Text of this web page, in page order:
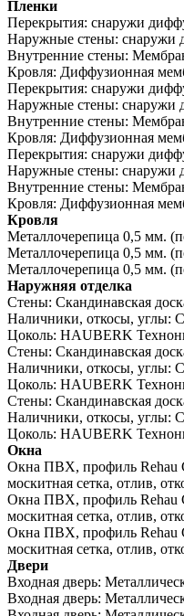
Пленки
Перекрытия: снаружи
Наружные стены: снаружи
Внутренние стены:
Кровля: Диффузионная
Перекрытия: снаружи
Наружные стены: снаружи
Внутренние стены:
Кровля: Диффузионная
Перекрытия: снаружи
Наружные стены: снаружи
Внутренние стены:
Кровля: Диффузионная
Кровля
Металлочерепица 0,5 мм.
Металлочерепица 0,5 мм.
Металлочерепица 0,5 мм.
Наружняя отделка
Стены: Скандинавская
Наличники, откосы, углы:
Цоколь: HAUBERK
Стены: Скандинавская
Наличники, откосы, углы:
Цоколь: HAUBERK
Стены: Скандинавская
Наличники, откосы, углы:
Цоколь: HAUBERK
Окна
Окна ПВХ, профиль Rehau
москитная сетка, отлив,
Окна ПВХ, профиль Rehau
москитная сетка, отлив,
Окна ПВХ, профиль Rehau
москитная сетка, отлив,
Двери
Входная дверь:
Входная дверь: